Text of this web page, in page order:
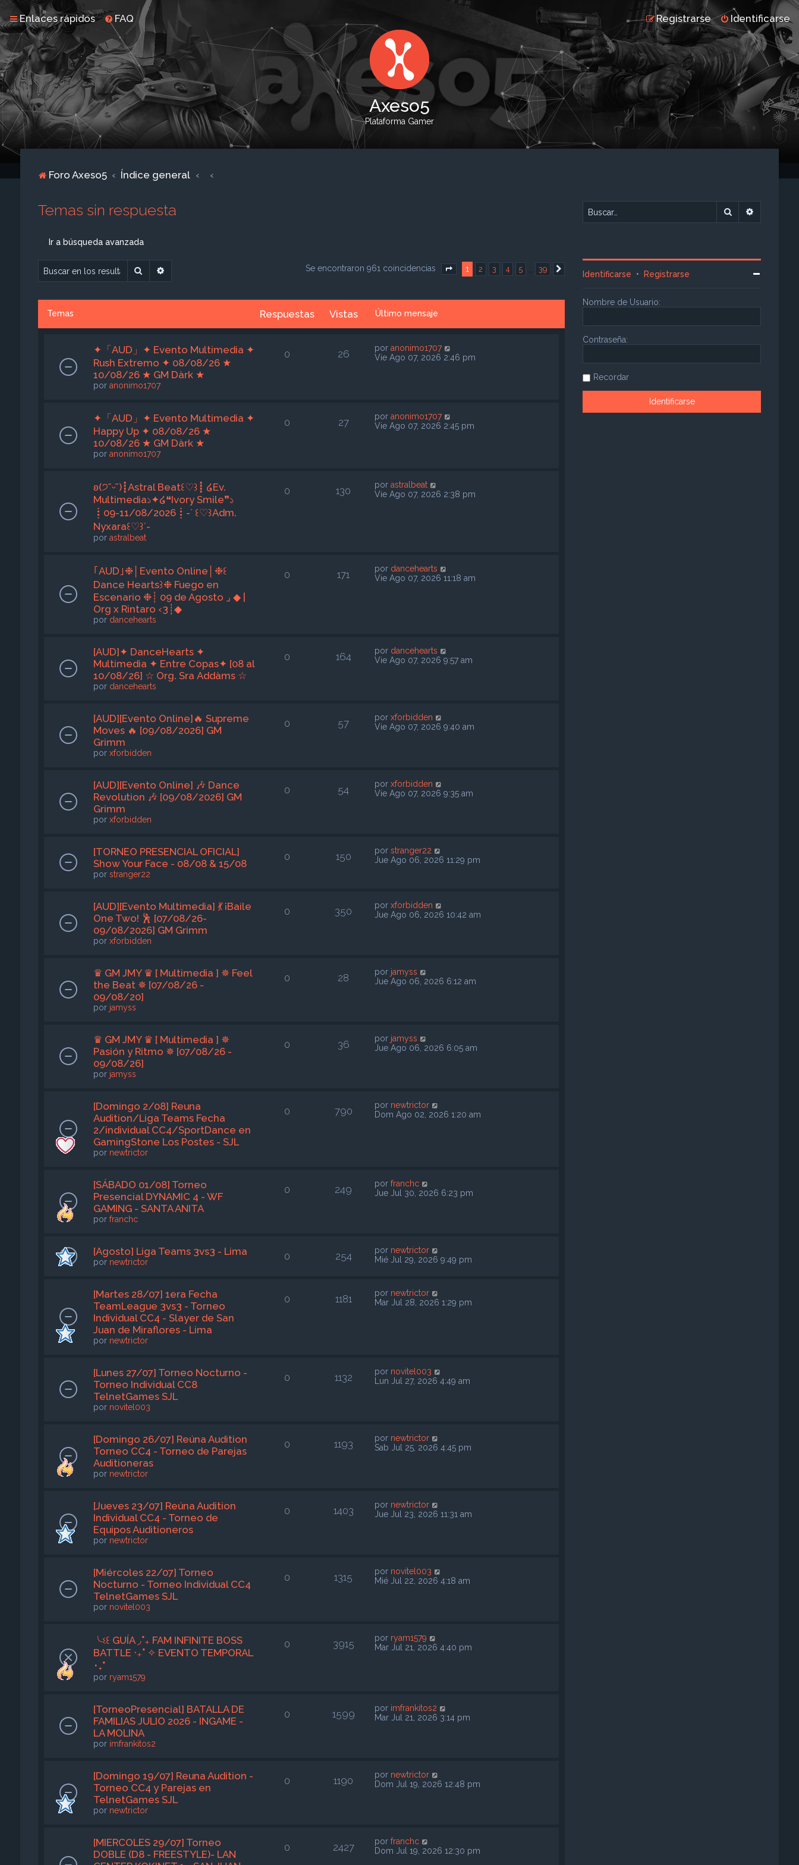
Enlaces rápidos FAQ Identificarse
Registrarse
Axeso5
Plataforma Gamer
Foro Axeso5 Índice general
Temas sin respuesta
Ir a búsqueda avanzada
Buscar Se encontraron 961 coincidencias Página1 de 39
1 2 3 4 5 39 Siguiente
Temas Respuestas Vistas Último mensaje
✦「AUD」✦ Evento Multimedia ✦
Rush Extremo ✦ 08/08/26 ★
10/08/26 ★ GM Dàrk ★
por anonimo1707
0 26 poranonimo1707
Vie Ago 07, 2026 2:46 pm
✦「AUD」✦ Evento Multimedia ✦
Happy Up ✦ 08/08/26 ★
10/08/26 ★ GM Dàrk ★
por anonimo1707
0 27 poranonimo1707
Vie Ago 07, 2026 2:45 pm
ʚ(੭˘ᵕ˘)┋Astral Beat꒰♡︎꒱┋ ໒Ev.
Multimedia১✦໒❝Ivory Smile❞১
┋09-11/08/2026┋-` ꒰♡︎꒱Adm.
Nyxara꒰♡︎꒱´-
por astralbeat
0 130 porastralbeat
Vie Ago 07, 2026 2:38 pm
｢AUD｣❉│Evento Online│❉꒰
Dance Hearts꒱❉ Fuego en
Escenario ❉┊ 09 de Agosto ⌟ ◆ |
Org x Rintaro ‹3┊◆
por dancehearts
0 171 por dancehearts
Vie Ago 07, 2026 11:18 am
[AUD]✦ DanceHearts ✦
Multimedia ✦ Entre Copas✦ [08 al
10/08/26] ☆ Org. Sra Addàms ☆
por dancehearts
0 164 por dancehearts
Vie Ago 07, 2026 9:57 am
[AUD][Evento Online]🔥 Supreme
Moves 🔥 [09/08/2026] GM
Grimm
por xforbidden
0 57 porxforbidden
Vie Ago 07, 2026 9:40 am
[AUD][Evento Online] 🎶 Dance
Revolution 🎶 [09/08/2026] GM
Grimm
por xforbidden
0 54 porxforbidden
Vie Ago 07, 2026 9:35 am
[TORNEO PRESENCIAL OFICIAL]
Show Your Face - 08/08 & 15/08
por stranger22
0 150 porstranger22
Jue Ago 06, 2026 11:29 pm
[AUD][Evento Multimedia] 💃 ¡Baile
One Two! 🕺 [07/08/26-
09/08/2026] GM Grimm
por xforbidden
0 350 porxforbidden
Jue Ago 06, 2026 10:42 am
♛ GM JMY ♛ [ Multimedia ] ✵ Feel
the Beat ✵ [07/08/26 -
09/08/20]
por jamyss
0 28 por jamyss
Jue Ago 06, 2026 6:12 am
♛ GM JMY ♛ [ Multimedia ] ✵
Pasión y Ritmo ✵ [07/08/26 -
09/08/26]
por jamyss
0 36 por jamyss
Jue Ago 06, 2026 6:05 am
[Domingo 2/08] Reuna
Audition/Liga Teams Fecha
2/individual CC4/SportDance en
GamingStone Los Postes - SJL
por newtrictor
0 790 por newtrictor
Dom Ago 02, 2026 1:20 am
[SÁBADO 01/08] Torneo
Presencial DYNAMIC 4 - WF
GAMING - SANTA ANITA
por franchc
0 249 porfranchc
Jue Jul 30, 2026 6:23 pm
[Agosto] Liga Teams 3vs3 - Lima
por newtrictor 0 254 por newtrictor
Mié Jul 29, 2026 9:49 pm
[Martes 28/07] 1era Fecha
TeamLeague 3vs3 - Torneo
Individual CC4 - Slayer de San
Juan de Miraflores - Lima
por newtrictor
0 1181 por newtrictor
Mar Jul 28, 2026 1:29 pm
[Lunes 27/07] Torneo Nocturno -
Torneo Individual CC8
TelnetGames SJL
por novitel003
0 1132 por novitel003
Lun Jul 27, 2026 4:49 am
[Domingo 26/07] Reúna Audition
Torneo CC4 - Torneo de Parejas
Auditioneras
por newtrictor
0 1193 por newtrictor
Sab Jul 25, 2026 4:45 pm
[Jueves 23/07] Reúna Audition
Individual CC4 - Torneo de
Equipos Auditioneros
por newtrictor
0 1403 por newtrictor
Jue Jul 23, 2026 11:31 am
[Miércoles 22/07] Torneo
Nocturno - Torneo Individual CC4
TelnetGames SJL
por novitel003
0 1315 por novitel003
Mié Jul 22, 2026 4:18 am
╰ଽ꒰ GUÍA ◞˚₊ FAM INFINITE BOSS
BATTLE ‧₊˚ ✧ EVENTO TEMPORAL
･₊˚
por ryam1579
0 3915 por ryam1579
Mar Jul 21, 2026 4:40 pm
[TorneoPresencial] BATALLA DE
FAMILIAS JULIO 2026 - INGAME -
LA MOLINA
por imfrankitos2
0 1599 por imfrankitos2
Mar Jul 21, 2026 3:14 pm
[Domingo 19/07] Reuna Audition -
Torneo CC4 y Parejas en
TelnetGames SJL
por newtrictor
0 1190 por newtrictor
Dom Jul 19, 2026 12:48 pm
[MIERCOLES 29/07] Torneo
DOBLE (D8 - FREESTYLE)- LAN
0 2427 porfranchc
Dom Jul 19, 2026 12:30 pm
Buscar
Identificarse • Registrarse
Nombre de Usuario:
Contraseña:
Recordar